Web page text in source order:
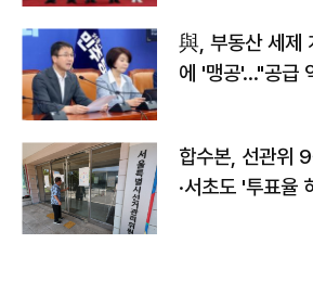
與, 부동산 세제
에 '맹공'…"공급
합수본, 선관위
·서초도 '투표율